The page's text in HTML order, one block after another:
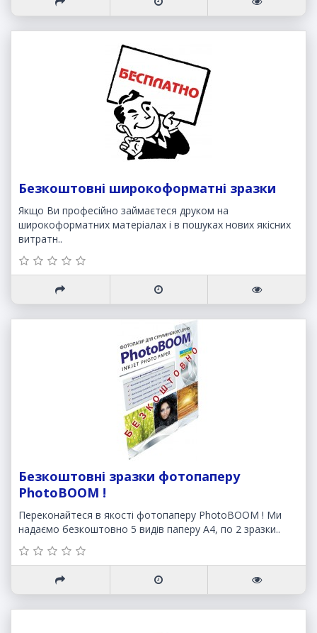
Безкоштовні широкоформатні зразки
Якщо Ви професійно займаєтеся друком на
широкоформатних матеріалах і в пошуках нових якісних
витратн..
Безкоштовні зразки фотопаперу
PhotoBOOM !
Переконайтеся в якості фотопаперу PhotoBOOM ! Ми
надаємо безкоштовно 5 видів паперу А4, по 2 зразки..